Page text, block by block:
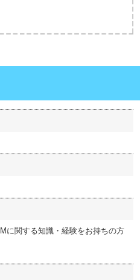
に関する知識・経験をお持ちの方